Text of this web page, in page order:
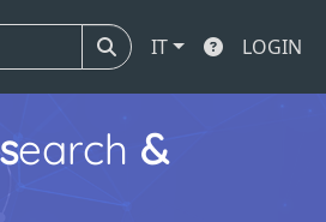
IT LOGIN
earch &